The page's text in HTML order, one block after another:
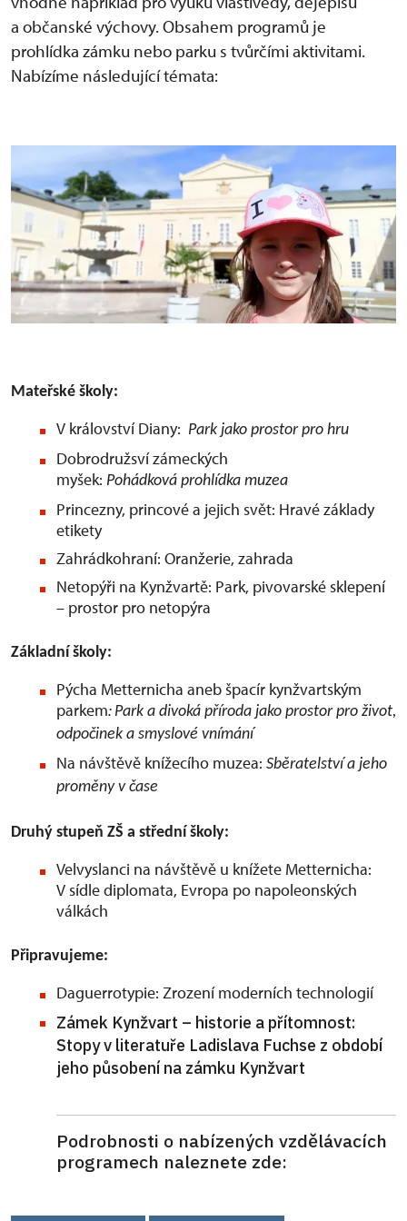
a občanské výchovy. Obsahem programů je
prohlídka zámku nebo parku s tvůrčími aktivitami.
Nabízíme následující témata:
Mateřské školy:
V království Diany: Park jako prostor pro hru
Dobrodružsví zámeckých
myšek: Pohádková prohlídka muzea
Princezny, princové a jejich svět: Hravé základy
etikety
Zahrádkohraní: Oranžerie, zahrada
Netopýři na Kynžvartě: Park, pivovarské sklepení
– prostor pro netopýra
Základní školy:
Pýcha Metternicha aneb špacír kynžvartským
parkem: Park a divoká příroda jako prostor pro život,
odpočinek a smyslové vnímání
Na návštěvě knížecího muzea: Sběratelství a jeho
proměny v čase
Druhý stupeň ZŠ a střední školy:
Velvyslanci na návštěvě u knížete Metternicha:
V sídle diplomata, Evropa po napoleonských
válkách
Připravujeme:
Daguerrotypie: Zrození moderních technologií
Zámek Kynžvart – historie a přítomnost:
Stopy v literatuře Ladislava Fuchse z období
jeho působení na zámku Kynžvart
Podrobnosti o nabízených vzdělávacích
programech naleznete zde: